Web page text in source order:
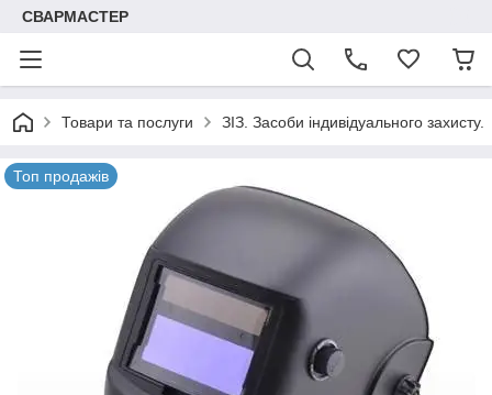
СВАРМАСТЕР
Товари та послуги ЗІЗ. Засоби індивідуального захисту.
Топ продажів